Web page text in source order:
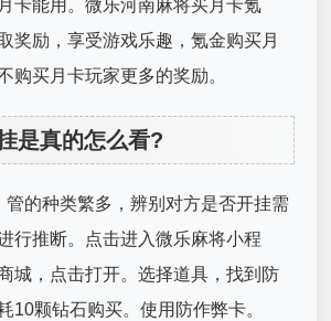
卡能用。微乐河南麻将买月卡氪
奖励，享受游戏乐趣，氪金购买月
购买月卡玩家更多的奖励。
是真的怎么看?
管的种类繁多，辨别对方是否开挂需
行推断。点击进入微乐麻将小程
城，点击打开。选择道具，找到防
10颗钻石购买。使用防作弊卡。